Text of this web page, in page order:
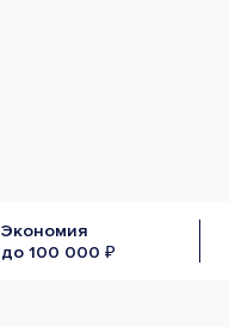
Экономия
до 100 000 ₽